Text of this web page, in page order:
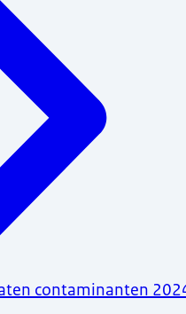
contaminanten